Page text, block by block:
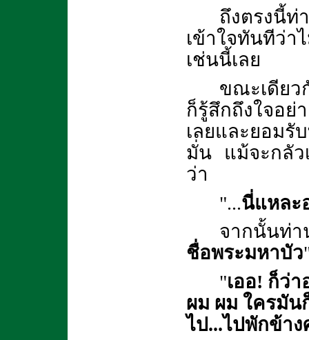
ถึงตรงนี้ท่
เข้าใจทันทีว่า
เช่นนี้เลย
ขณะเดียว
ก็รู้สึกถึงใจอ
เลยและยอม
มั่น แม้จะกลัว
ว่า
"...นี่แหละ
จากนั้นท่า
ชื่อพระมหาบัว
"เออ! ก็ว่
ผม ผม ใครมัน
ไป...ไปพักข้า